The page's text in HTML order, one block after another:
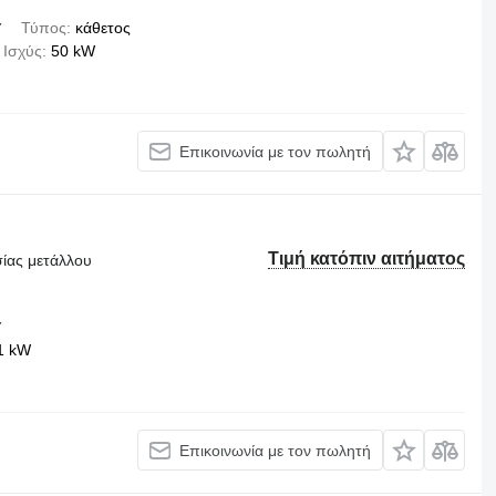
Τύπος
κάθετος
Ισχύς 50 kW
Επικοινωνία με τον πωλητή
Τιμή κατόπιν αιτήματος
μετάλλου
kW
Επικοινωνία με τον πωλητή